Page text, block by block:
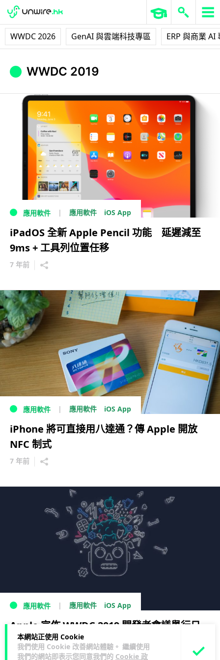
WWDC 2026 GenAI 與雲端科技專區 ERP 與商業 AI
本網站正使用 Cookie
我們使用 Cookie 改善網站體驗。 繼續使用
我們的網站即表示您同意我們的 Cookie 政
WWDC 2019
應用軟件 應用軟件 iOS App
iPadOS 全新 Apple Pencil 功能 延遲減至
9ms + 工具列位置任移
7 年前
應用軟件 應用軟件 iOS App
iPhone 將可直接用八達通？傳 Apple 開放
NFC 制式
7 年前
應用軟件 應用軟件 iOS App
Apple 宣佈 WWDC 2019 開發者會議舉行日
期 iOS 13 將於屆時現身？
7 年前